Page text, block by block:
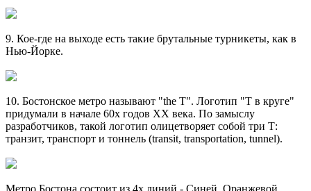
9. Кое-где на выходе есть такие брутальные турникеты, как в
Нью-Йорке.
10. Бостонское метро называют "the T". Логотип "Т в круге"
придумали в начале 60х годов XX века. По замыслу
разработчиков, такой логотип олицетворяет собой три Т:
транзит, транспорт и тоннель (transit, transportation, tunnel).
Метро Бостона состоит из 4х линий - Синей, Оранжевой,